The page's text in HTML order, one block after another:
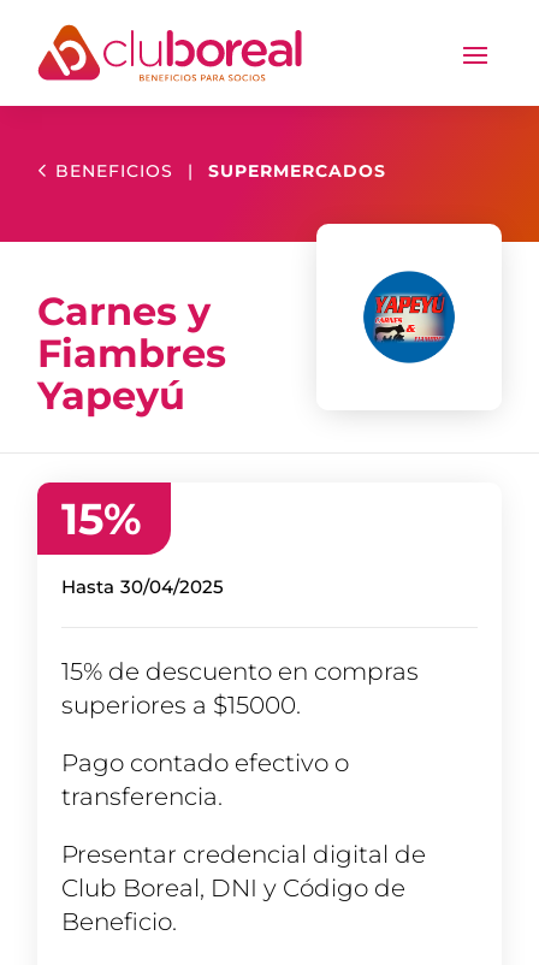
BENEFICIOS | SUPERMERCADOS
Carnes y
Fiambres
Yapeyú
15%
Hasta 30/04/2025
15% de descuento en compras
superiores a $15000.
Pago contado efectivo o
transferencia.
Presentar credencial digital de
Club Boreal, DNI y Código de
Beneficio.